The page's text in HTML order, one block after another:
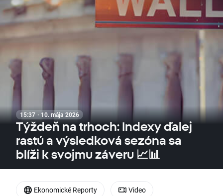
15:37 · 10. mája 2026
Týždeň na trhoch: Indexy ďalej
rastú a výsledková sezóna sa
blíži k svojmu záveru 📈📊
Ekonomické Reporty Video